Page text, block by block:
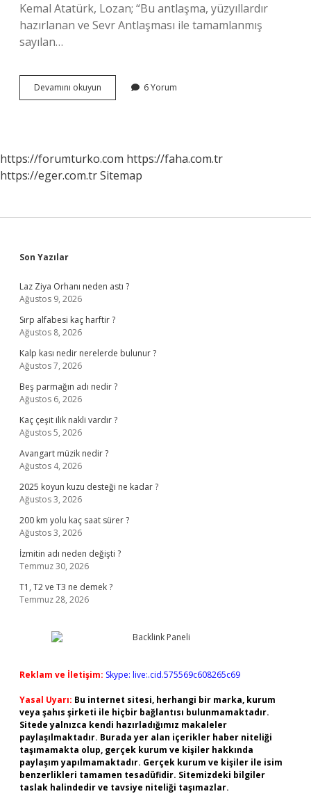
Kemal Atatürk, Lozan; “Bu antlaşma, yüzyıllardır
hazırlanan ve Sevr Antlaşması ile tamamlanmış
sayılan…
Devamını okuyun
Anlaşmasını
6 Yorum
https://forumturko.com https://faha.com.tr
https://eger.com.trSitemap
Sidebar
Son Yazılar
Laz Ziya Orhanı neden astı ?
Ağustos 9, 2026
Sırp alfabesi kaç harftir ?
Ağustos 8, 2026
Kalp kası nedir nerelerde bulunur ?
Ağustos 7, 2026
Beş parmağın adı nedir ?
Ağustos 6, 2026
Kaç çeşit ilik nakli vardır ?
Ağustos 5, 2026
Avangart müzik nedir ?
Ağustos 4, 2026
2025 koyun kuzu desteği ne kadar ?
Ağustos 3, 2026
200 km yolu kaç saat sürer ?
Ağustos 3, 2026
İzmitin adı neden değişti ?
Temmuz 30, 2026
T1, T2 ve T3 ne demek ?
Temmuz 28, 2026
Reklam ve İletişim: Skype: live:.cid.575569c608265c69
Yasal Uyarı: Bu internet sitesi, herhangi bir marka, kurum
veya şahıs şirketi ile hiçbir bağlantısı bulunmamaktadır.
Sitede yalnızca kendi hazırladığımız makaleler
paylaşılmaktadır. Burada yer alan içerikler haber niteliği
taşımamakta olup, gerçek kurum ve kişiler hakkında
paylaşım yapılmamaktadır. Gerçek kurum ve kişiler ile isim
benzerlikleri tamamen tesadüfidir. Sitemizdeki bilgiler
taslak halindedir ve tavsiye niteliği taşımazlar.